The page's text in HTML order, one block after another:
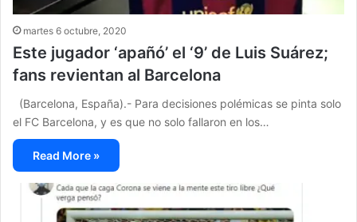
martes 6 octubre, 2020
Este jugador ‘apañó’ el ‘9’ de Luis Suárez;
fans revientan al Barcelona
(Barcelona, España).- Para decisiones polémicas se pinta solo
el FC Barcelona, y es que no solo fallaron en los…
Read More »